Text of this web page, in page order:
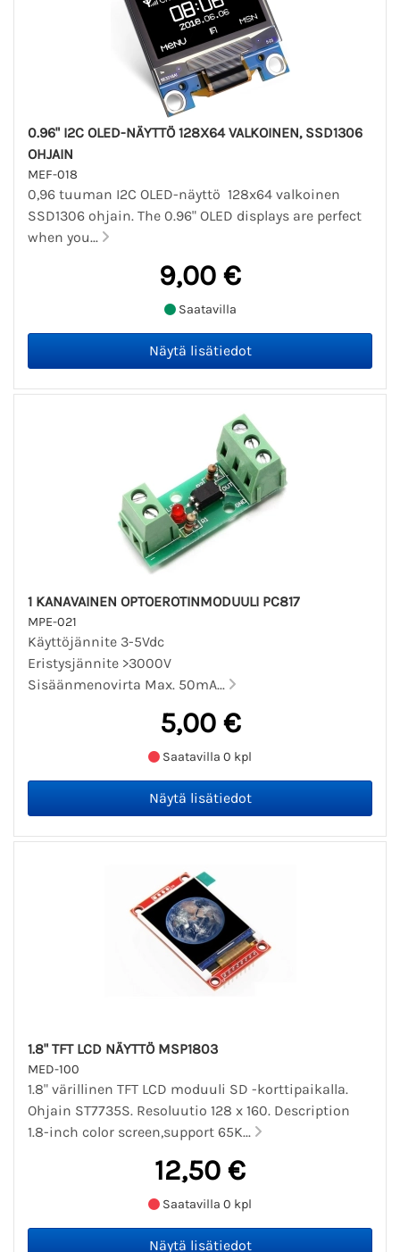
0.96" I2C OLED-NÄYTTÖ 128X64 VALKOINEN, SSD1306
OHJAIN
MEF-018
0,96 tuuman I2C OLED-näyttö 128x64 valkoinen
SSD1306 ohjain. The 0.96" OLED displays are perfect
when you...
9,00 €
Saatavilla
1 KANAVAINEN OPTOEROTINMODUULI PC817
MPE-021
Käyttöjännite 3-5Vdc
Eristysjännite >3000V
Sisäänmenovirta Max. 50mA...
5,00 €
Saatavilla 0 kpl
1.8" TFT LCD NÄYTTÖ MSP1803
MED-100
1.8" värillinen TFT LCD moduuli SD -korttipaikalla.
Ohjain ST7735S. Resoluutio 128 x 160. Description
1.8-inch color screen,support 65K...
12,50 €
Saatavilla 0 kpl